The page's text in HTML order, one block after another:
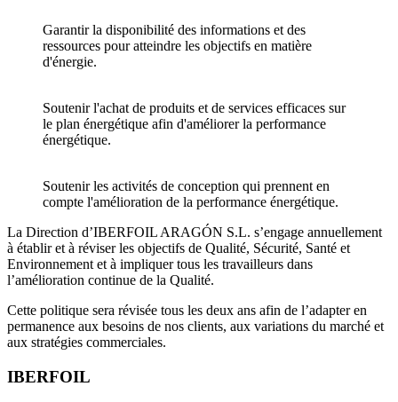
Garantir la disponibilité des informations et des
ressources pour atteindre les objectifs en matière
d'énergie.
Soutenir l'achat de produits et de services efficaces sur
le plan énergétique afin d'améliorer la performance
énergétique.
Soutenir les activités de conception qui prennent en
compte l'amélioration de la performance énergétique.
La Direction d’IBERFOIL ARAGÓN S.L. s’engage annuellement
à établir et à réviser les objectifs de Qualité, Sécurité, Santé et
Environnement et à impliquer tous les travailleurs dans
l’amélioration continue de la Qualité.
Cette politique sera révisée tous les deux ans afin de l’adapter en
permanence aux besoins de nos clients, aux variations du marché et
aux stratégies commerciales.
IBERFOIL